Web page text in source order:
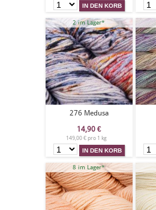
2 im Lager*
276 Medusa
14,90 €
149,00 € pro 1 kg
8 im Lager*